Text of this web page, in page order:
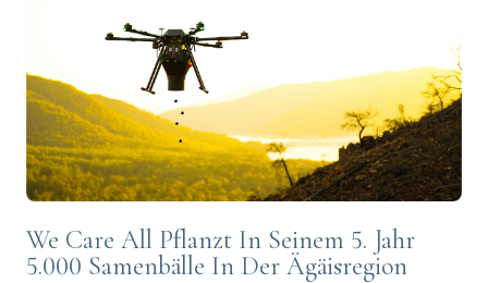
We Care All Pflanzt In Seinem 5. Jahr
5.000 Samenbälle In Der Ägäisregion